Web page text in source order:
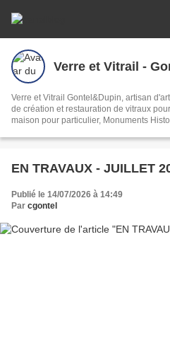
Verre et Vitrail -
Verre et Vitrail Gontel&Dupin, artisan
de création et restauration de vitraux
maison pour particulier, Monuments
EN TRAVAUX - JUILLET
Publié le 14/07/2026 à 14:49
Par cgontel